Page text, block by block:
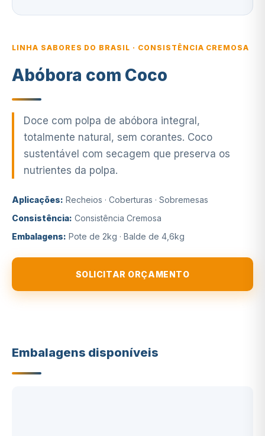
LINHA SABORES DO BRASIL · CONSISTÊNCIA CREMOSA
Abóbora com Coco
Doce com polpa de abóbora integral,
totalmente natural, sem corantes. Coco
sustentável com secagem que preserva os
nutrientes da polpa.
Aplicações: Recheios · Coberturas · Sobremesas
Consistência: Consistência Cremosa
Embalagens: Pote de 2kg · Balde de 4,6kg
SOLICITAR ORÇAMENTO
Embalagens disponíveis